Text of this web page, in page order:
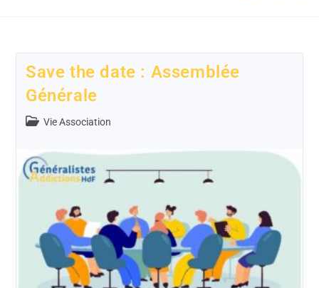
Save the date : Assemblée
Générale
Vie Association